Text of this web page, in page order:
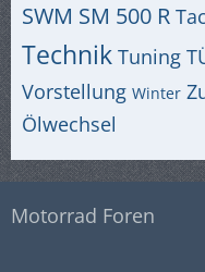
SWM SM 500 R
Technik Tuning
Vorstellung Winter
Ölwechsel
Motorrad Foren